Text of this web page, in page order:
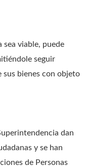
sea viable, puede
seguir
sus bienes con objeto
dan
y se han
de Personas